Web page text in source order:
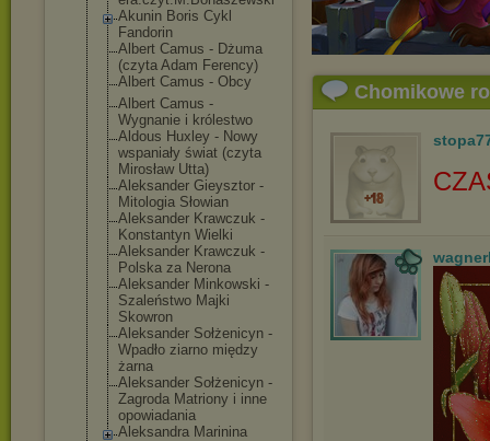
Akunin Boris Cykl
Fandorin
Albert Camus - Dżuma
(czyta Adam Ferency)
Albert Camus - Obcy
Albert Camus -
Wygnanie i królestwo
Aldous Huxley - Nowy
wspaniały świat (czyta
Mirosław Utta)
Aleksander Gieysztor -
Mitologia Słowian
Aleksander Krawczuk -
Konstantyn Wielki
Aleksander Krawczuk -
Polska za Nerona
Aleksander Minkowski -
Szaleństwo Majki
Skowron
Aleksander Sołżenicyn -
Wpadło ziarno między
żarna
Aleksander Sołżenicyn -
Zagroda Matriony i inne
opowiadania
Aleksandra Marinina
Chomikowe